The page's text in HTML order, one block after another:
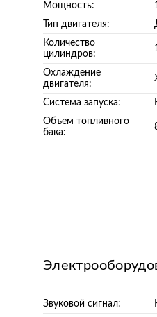
Мощность:
Тип двигателя:
Количество
цилиндров:
Охлаждение
двигателя:
Система запуска:
Объем топливного
бака:
Звуковой сигнал: